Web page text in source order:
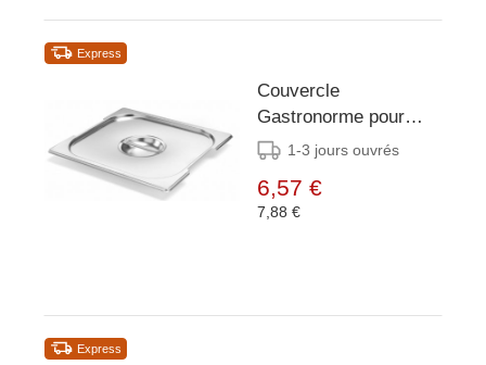
Express
Couvercle
Gastronorme pour
Bacs GN 1/2 -
1-3 jours ouvrés
6,57 €
7,88 €
Express